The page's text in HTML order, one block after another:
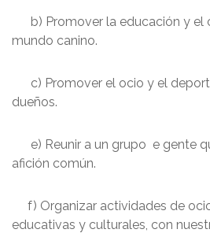
b) Promover la educación y el
mundo canino.
c) Promover el ocio y el
dueños.
e) Reunir a un grupo e gente
afición común.
f) Organizar actividades de
educativas y culturales, con